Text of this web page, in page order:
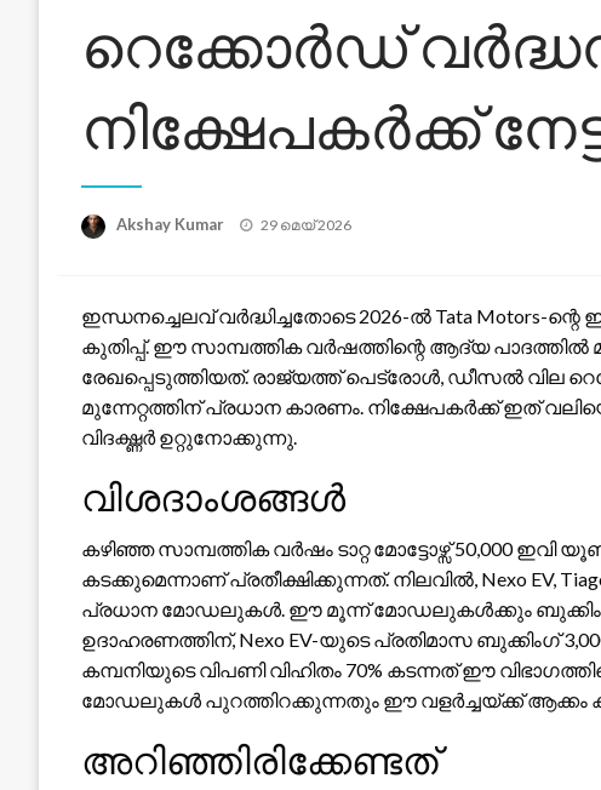
റെക്കോർഡ്
നിക്ഷേപകർക്ക്
Akshay Kumar
Posted
29 മെയ്‌ 2026
ഇന്ധനച്ചെലവ് വർദ്ധിച്ചതോടെ 2026-ൽ Tata Motors-
കുതിപ്പ്. ഈ സാമ്പത്തിക വർഷത്തിന്റെ ആദ്യ പാദത്തിൽ
രേഖപ്പെടുത്തിയത്. രാജ്യത്ത് പെട്രോൾ, ഡീസൽ വില
മുന്നേറ്റത്തിന് പ്രധാന കാരണം. നിക്ഷേപകർക്ക് ഇത്
വിദഗ്ദ്ധർ ഉറ്റുനോക്കുന്നു.
വിശദാംശങ്ങൾ
കഴിഞ്ഞ സാമ്പത്തിക വർഷം ടാറ്റ മോട്ടോഴ്സ് 50,000 ഇവി
കടക്കുമെന്നാണ് പ്രതീക്ഷിക്കുന്നത്. നിലവിൽ, Nexo EV,
പ്രധാന മോഡലുകൾ. ഈ മൂന്ന് മോഡലുകൾക്കും
ഉദാഹരണത്തിന്, Nexo EV-യുടെ പ്രതിമാസ ബുക്കിംഗ്
കമ്പനിയുടെ വിപണി വിഹിതം 70% കടന്നത് ഈ
മോഡലുകൾ പുറത്തിറക്കുന്നതും ഈ വളർച്ചയ്ക്ക് ആക്കം
അറിഞ്ഞിരിക്കേണ്ടത്